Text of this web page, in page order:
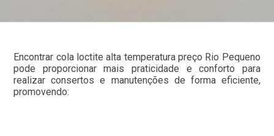
Encontrar cola loctite alta temperatura preço Rio Pequeno
pode proporcionar mais praticidade e conforto para
realizar consertos e manutenções de forma eficiente,
promovendo: